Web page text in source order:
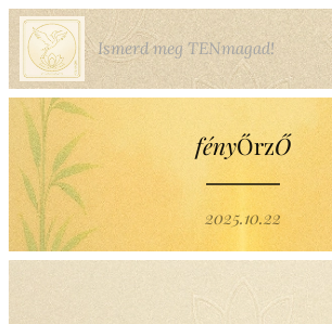
Ismerd meg TENmagad!
fényŐrzŐ
2025.10.22